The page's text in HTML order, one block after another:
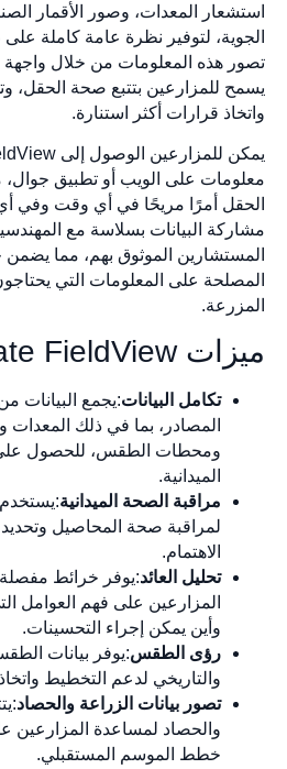
استشعار المعدات، وصور الأقمار
الجوية، لتوفير نظرة عامة كاملة
تصور هذه المعلومات من خلال واجهة
يسمح للمزارعين بتتبع صحة الحقل،
واتخاذ قرارات أكثر استنارة.
معلومات على الويب أو تطبيق جوال،
الحقل أمرًا مريحًا في أي وقت وفي أي
مشاركة البيانات بسلاسة مع
المستشارين الموثوق بهم، مما
المصلحة على المعلومات التي
المزرعة.
ميزات Climate FieldView
تكامل البيانات:يجمع البيانات
المصادر، بما في ذلك المعدات
ومحطات الطقس، للحصول
الميدانية.
مراقبة الصحة الميدانية:يستخدم
لمراقبة صحة المحاصيل وتحديد
الاهتمام.
تحليل العائد:يوفر خرائط مفصلة
المزارعين على فهم العوامل
وأين يمكن إجراء التحسينات.
رؤى الطقس :يوفر بيانات
والتاريخي لدعم التخطيط
تصور بيانات الزراعة والحصاد
والحصاد لمساعدة المزارعين
خطط الموسم المستقبلي.